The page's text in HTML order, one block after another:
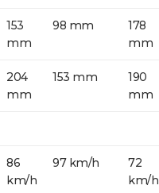
153
mm
98 mm
178
mm
204
mm
153 mm
190
mm
86
km/h
97 km/h
72
km/h